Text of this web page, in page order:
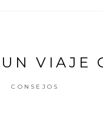
VIAJE
CONSEJOS